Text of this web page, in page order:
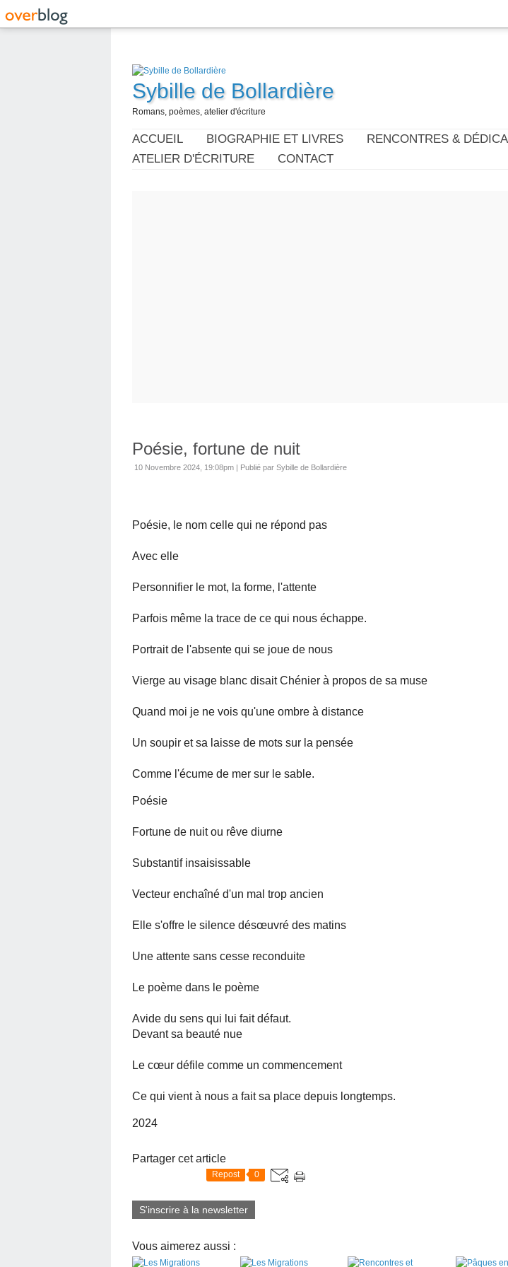
Sybille de Bollardière
Romans, poèmes, atelier d'écriture
ACCUEIL BIOGRAPHIE ET LIVRES RENCONTRES &
ATELIER D'ÉCRITURE
CONTACT
Poésie, fortune de nuit
10 Novembre 2024, 19:08pm | Publié par Sybille de Bollardière
Poésie, le nom celle qui ne répond pas
Avec elle
Personnifier le mot, la forme, l'attente
Parfois même la trace de ce qui nous échappe.
Portrait de l'absente qui se joue de nous
Vierge au visage blanc disait Chénier à propos de sa muse
Quand moi je ne vois qu'une ombre à distance
Un soupir et sa laisse de mots sur la pensée
Comme l'écume de mer sur le sable.
Poésie
Fortune de nuit ou rêve diurne
Substantif insaisissable
Vecteur enchaîné d'un mal trop ancien
Elle s'offre le silence désœuvré des matins
Une attente sans cesse reconduite
Le poème dans le poème
Avide du sens qui lui fait défaut.
Devant sa beauté nue
Le cœur défile comme un commencement
Ce qui vient à nous a fait sa place depuis longtemps.
2024
Partager cet article
Repost 0
S'inscrire à la newsletter
Vous aimerez aussi :